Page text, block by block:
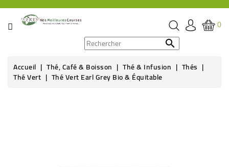
CATÉGORIE
ÉPICERIE
0

Accueil Thé, Café & Boisson Thé & Infusion Thés
Thé Vert
Thé Vert Earl Grey Bio & Équitable